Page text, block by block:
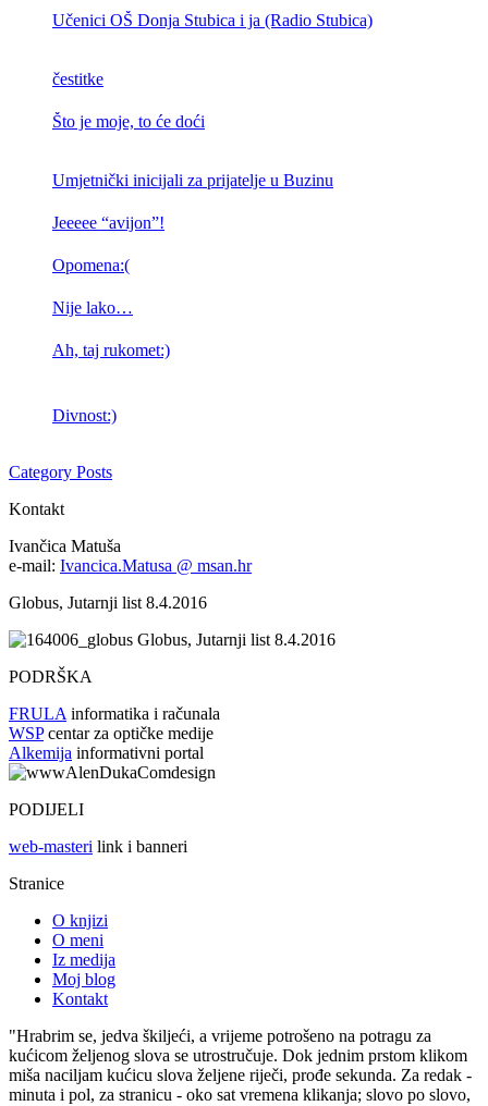
Učenici OŠ Donja Stubica i ja (Radio Stubica)
čestitke
Što je moje, to će doći
Umjetnički inicijali za prijatelje u Buzinu
Jeeeee “avijon”!
Opomena:(
Nije lako…
Ah, taj rukomet:)
Divnost:)
Category Posts
Kontakt
Ivančica Matuša
e-mail: Ivancica.Matusa @ msan.hr
Globus, Jutarnji list 8.4.2016
Globus, Jutarnji list 8.4.2016
PODRŠKA
FRULA informatika i računala
WSPcentar za optičke medije
Alkemija informativni portal
PODIJELI
web-masteri link i banneri
Stranice
O knjizi
O meni
Iz medija
Moj blog
Kontakt
"Hrabrim se, jedva škiljeći, a vrijeme potrošeno na potragu za
kućicom željenog slova se utrostručuje. Dok jednim prstom klikom
miša naciljam kućicu slova željene riječi, prođe sekunda. Za redak -
minuta i pol, za stranicu - oko sat vremena klikanja; slovo po slovo,